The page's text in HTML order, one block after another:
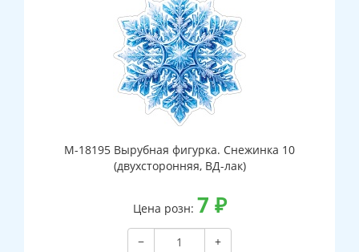
М-18195 Вырубная фигурка. Снежинка 10
(двухсторонняя, ВД-лак)
Цена розн: 7 ₽
−
+